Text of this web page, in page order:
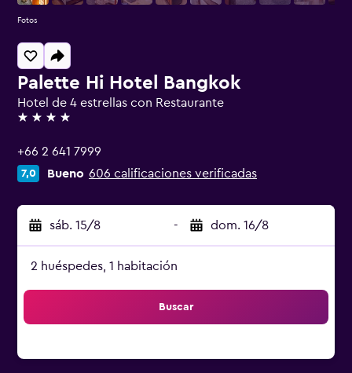
Palette Hi Hotel Bangkok
Hotel de 4 estrellas con Restaurante
4 estrellas
+66 2 641 7999
7,0 Bueno 606 calificaciones verificadas
sáb. 15/8 - dom. 16/8
2 huéspedes, 1 habitación
Buscar
Fotos